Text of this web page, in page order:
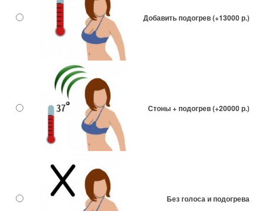
Добавить подогрев (+13000 р.)
Стоны + подогрев (+20000 р.)
Без голоса и подогрева